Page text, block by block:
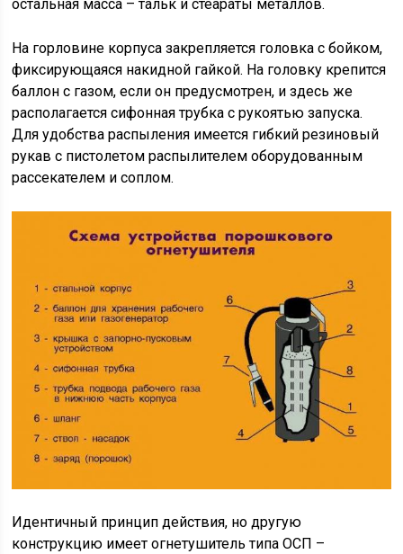
остальная масса – тальк и стеараты металлов.
На горловине корпуса закрепляется головка с бойком,
фиксирующаяся накидной гайкой. На головку крепится
баллон с газом, если он предусмотрен, и здесь же
располагается сифонная трубка с рукоятью запуска.
Для удобства распыления имеется гибкий резиновый
рукав с пистолетом распылителем оборудованным
рассекателем и соплом.
Идентичный принцип действия, но другую
конструкцию имеет огнетушитель типа ОСП –